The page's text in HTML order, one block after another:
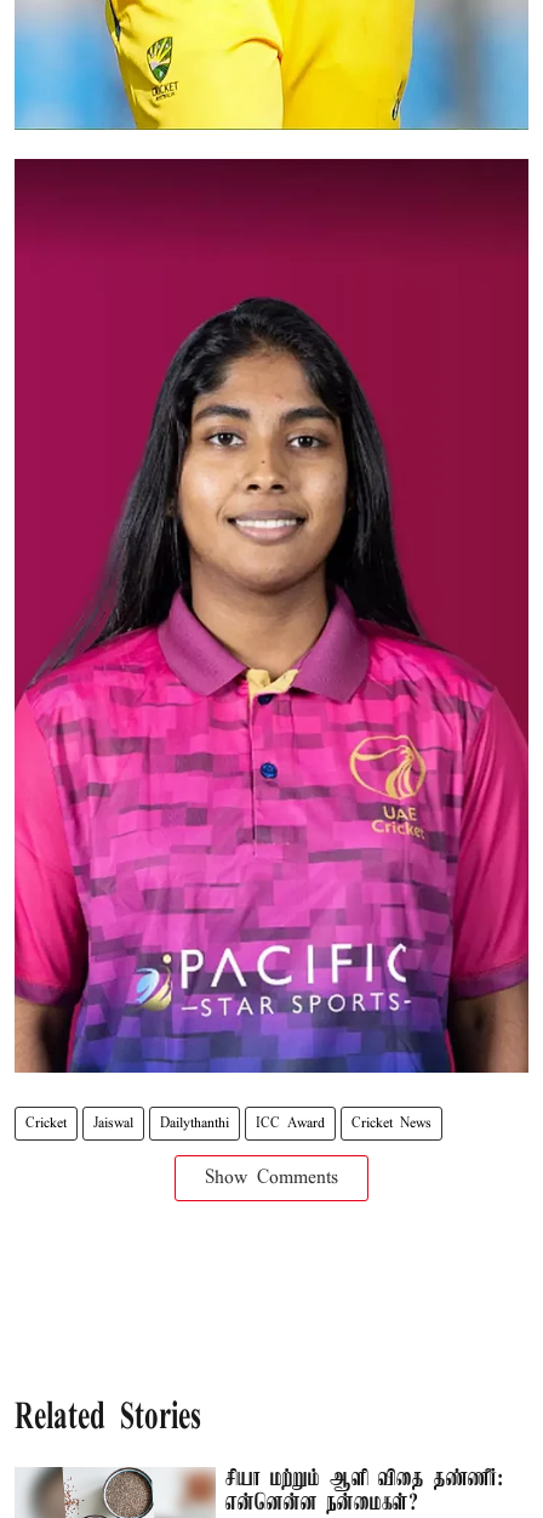
Cricket Jaiswal Dailythanthi ICC Award Cricket News
Show Comments
Related Stories
சியா மற்றும் ஆளி விதை தண்ணீர்:
என்னென்ன நன்மைகள்?